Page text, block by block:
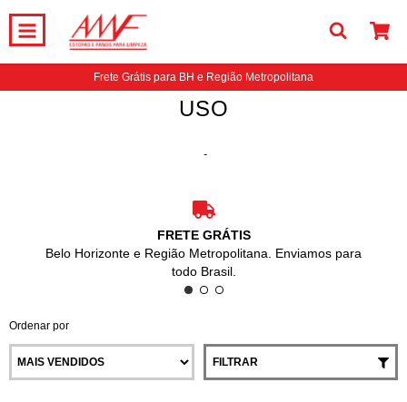
Frete Grátis para BH e Região Metropolitana
USO
-
FRETE GRÁTIS
Belo Horizonte e Região Metropolitana. Enviamos para
todo Brasil.
Ordenar por
FILTRAR